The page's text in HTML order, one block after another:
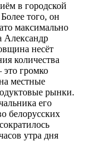
в городской
того, он
максимально
Александр
несёт
количества
громко
местные
рынки.
его
белорусских
утра дня